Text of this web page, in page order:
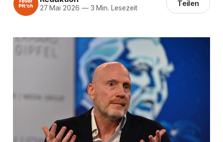
27 Mai 2026 —3 Min. Lesezeit Teilen